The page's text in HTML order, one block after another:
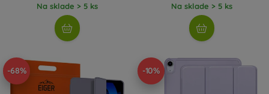
Na sklade > 5 ks Na sklade > 5 ks
-68% -10%